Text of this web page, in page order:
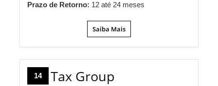
Prazo de Retorno: 12 até 24 meses
Saiba Mais
14 Tax Group